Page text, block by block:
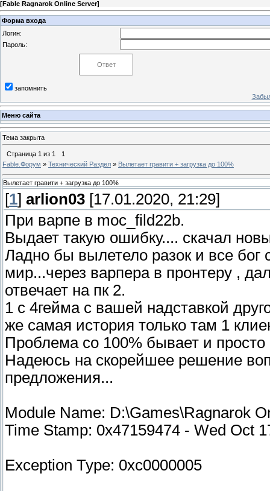
[Fable Ragnarok Online Server]
Форма входа
Логин:
Пароль:
запомнить
Меню сайта
Тема закрыта
Страница 1 из 1
1
Fable.Форум » Технический Раздел » Вылетает гравити + загрузка до 100%
Вылетает гравити + загрузка до 100%
[1] arlion03 [17.01.2020, 21:29]
При варпе в moc_fild22b.
Выдает такую ошибку.... скачал
Ладно бы вылетело разок и все бог
мир...через варпера в пронтеру ,
отвечает на пк 2.
1 с 4гейма с вашей надставкой
же самая история только там 1
Проблема со 100% бывает и просто
Надеюсь на скорейшее решение
предложения...
Module Name: D:\Games\Ragnarok
Time Stamp: 0x47159474 - Wed Oct
Exception Type: 0xc0000005